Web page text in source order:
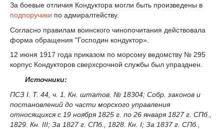
За боевые отличия Кондуктора могли быть произведены в
подпоручики по адмиралтейству.
Согласно правилам воинского чинопочитания действовала
форма обращения "Господин кондуктор».
12 июня 1917 года приказом по морсому ведомству № 295
корпус Кондукторов сверхсрочной службы был упразднен.
Источники:
ПСЗ I. Т. 44, ч. 1. Кн. штатов. № 18304; Собр. законов и
постановлений до части морского управления
относящихся с 19 ноября 1825 г. по 26 января 1827 г. СПб.,
1829. Кн. III; За 1827 г. СПб., 1828. Кн. I; За 1837 г. СПб.,